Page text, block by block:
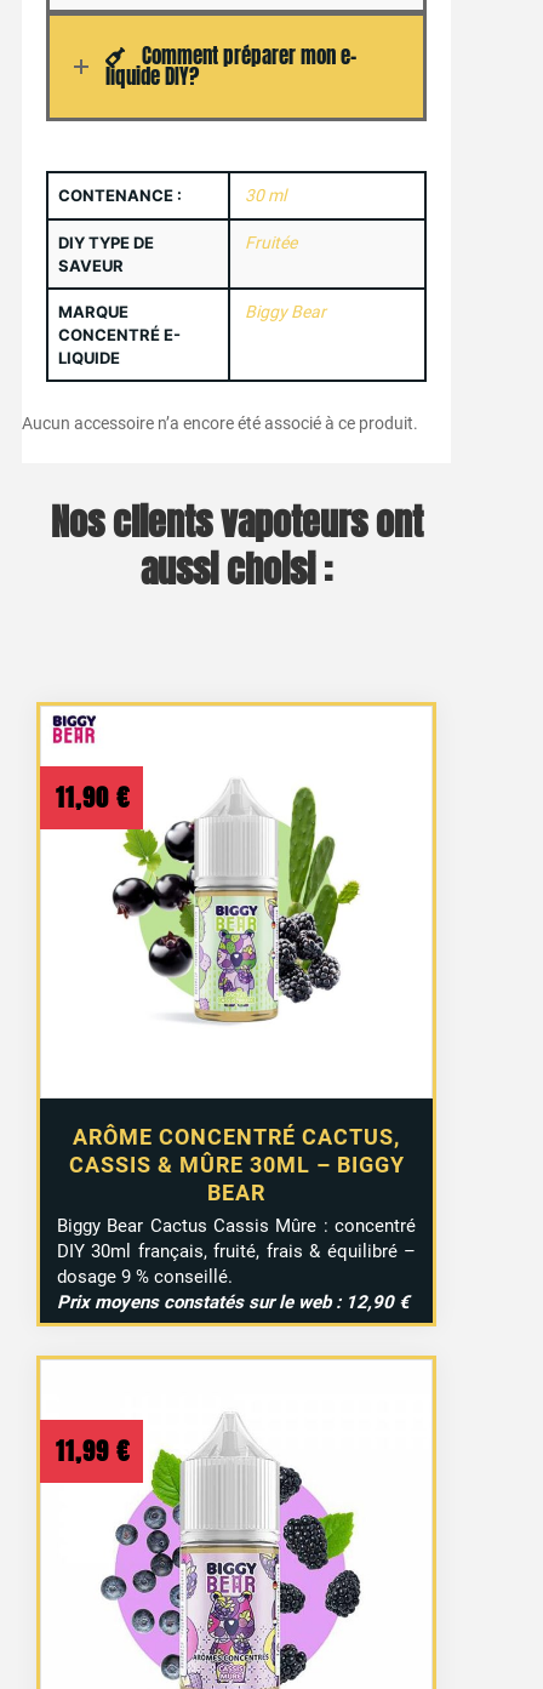
Comment préparer mon e-
liquide DIY?
CONTENANCE : 30 ml
DIY TYPE DE
SAVEUR
Fruitée
MARQUE
CONCENTRÉ E-
LIQUIDE
Biggy Bear
Aucun accessoire n’a encore été associé à ce produit.
Nos clients vapoteurs ont
aussi choisi :
ARÔME CONCENTRÉ CACTUS,
CASSIS & MÛRE 30ML – BIGGY
BEAR
11,90 €
Biggy Bear Cactus Cassis Mûre : concentré
DIY 30ml français, fruité, frais & équilibré –
dosage 9 % conseillé.
Prix moyens constatés sur le web : 12,90 €
11,99 €